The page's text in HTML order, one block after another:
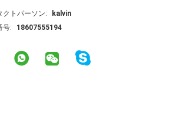
クトパーソン:
kalvin
号:
18607555194